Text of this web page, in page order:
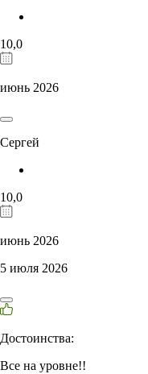
10,0
июнь 2026
Сергей
10,0
июнь 2026
5 июля 2026
Достоинства:
Все на уровне!!